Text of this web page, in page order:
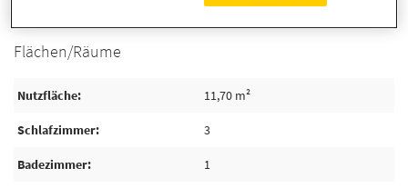
Flächen/Räume
Nutzfläche 11,70 m²
Schlafzimmer 3
Badezimmer 1